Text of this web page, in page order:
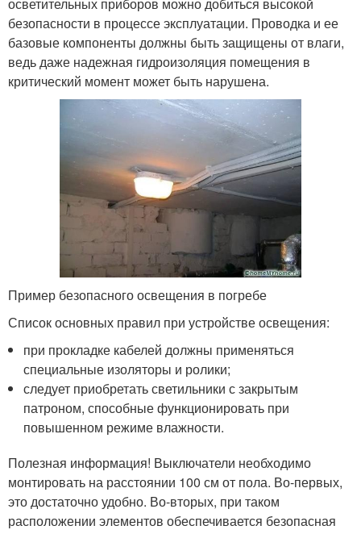
безопасности в процессе эксплуатации. Проводка и ее
базовые компоненты должны быть защищены от влаги,
ведь даже надежная гидроизоляция помещения в
критический момент может быть нарушена.
Пример безопасного освещения в погребе
Список основных правил при устройстве освещения:
при прокладке кабелей должны применяться
специальные изоляторы и ролики;
следует приобретать светильники с закрытым
патроном, способные функционировать при
повышенном режиме влажности.
Полезная информация! Выключатели необходимо
монтировать на расстоянии 100 см от пола. Во-первых,
это достаточно удобно. Во-вторых, при таком
расположении элементов обеспечивается безопасная